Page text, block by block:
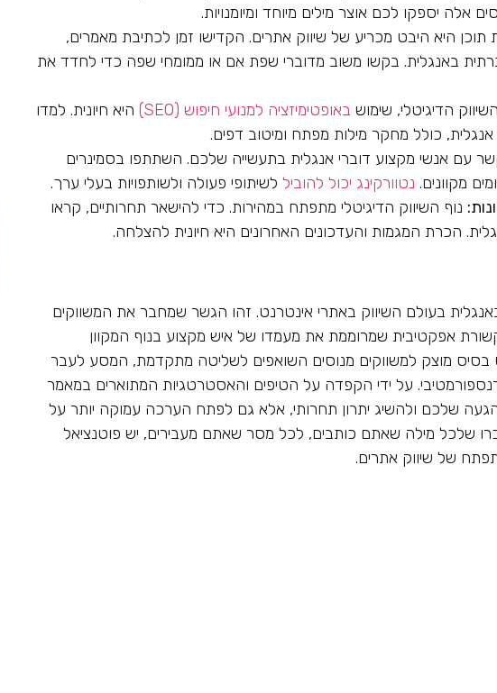
אלה יספקו לכם אוצר מילים מיוחד ומיומנויות.
תוכן היא היבט מכריע של שיווק אתרים. הקדישו זמן לכתיבת מאמרים,
באנגלית. בקשו משוב מדוברי שפת אם או ממומחי שפה כדי לחדד את
הדיגיטלי, שימוש באופטימיזציה למנועי חיפוש (SEO)
היא חיונית. למדו
כולל מחקר מילות מפתח ומיטוב דפים.
עם אנשי מקצוע דוברי אנגלית בתעשייה שלכם. השתתפו בסמינרים
מקוונים. נטוורקינג יכול להוביל לשיתופי פעולה ולשותפויות בעלי ערך.
נוף השיווק הדיגיטלי מתפתח במהירות. כדי להישאר תחרותיים, קראו
הכרת המגמות והעדכונים האחרונים היא חיונית להצלחה.
בעולם השיווק באתרי אינטרנט. זהו הגשר שמחבר את המשווקים
אפקטיבית שמרוממת את מעמדו של איש מקצוע בנוף המקוון
מוצק למשווקים מנוסים השואפים לשליטה מתקדמת, המסע לעבר
על ידי הקפדה על הטיפים והאסטרטגיות המתוארים במאמר
שלכם ולהשיג יתרון תחרותי, אלא גם לפתח הערכה עמוקה יותר על
שלכל מילה שאתם כותבים, לכל מסר שאתם מעבירים, יש פוטנציאל
של שיווק אתרים.